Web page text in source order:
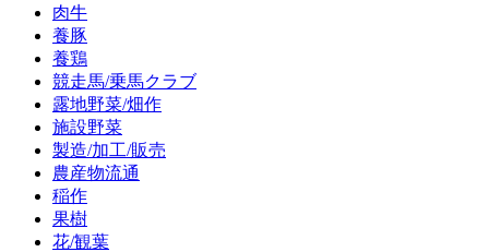
肉牛
養豚
養鶏
競走馬/乗馬クラブ
露地野菜/畑作
施設野菜
製造/加工/販売
農産物流通
稲作
果樹
花/観葉